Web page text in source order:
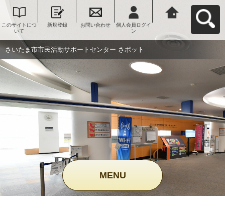
このサイトにつ
いて
新規登録 お問い合わせ
個人会員ログイ
ン
ンター さポット
へ戻る
さいたま市市民活動サポートセンター さポット
MENU